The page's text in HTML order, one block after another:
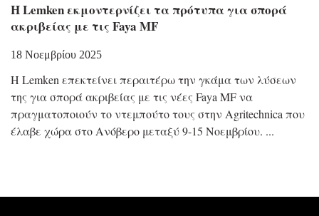
Η Lemken εκμοντερνίζει τα πρότυπα για σπορά
ακριβείας με τις Faya MF
18 Νοεμβρίου 2025
H Lemken επεκτείνει περαιτέρω την γκάμα των λύσεων
της για σπορά ακριβείας με τις νέες Faya MF να
πραγματοποιούν το ντεμπούτο τους στην Agritechnica που
έλαβε χώρα στο Ανόβερο μεταξύ 9-15 Νοεμβρίου.